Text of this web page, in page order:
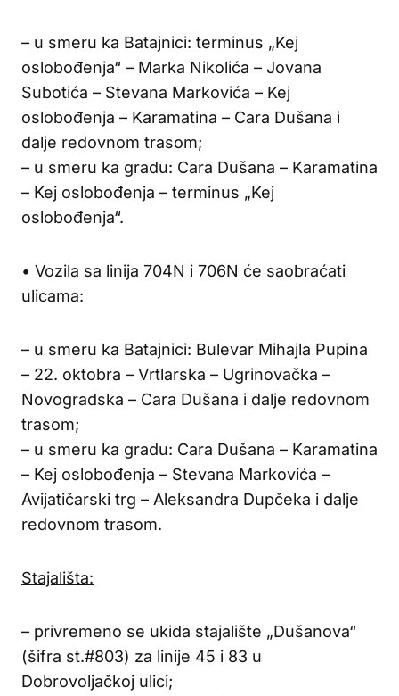
– u smeru ka Batajnici: terminus „Kej
oslobođenja“ – Marka Nikolića – Jovana
Subotića – Stevana Markovića – Kej
oslobođenja – Karamatina – Cara Dušana i
dalje redovnom trasom;
– u smeru ka gradu: Cara Dušana – Karamatina
– Kej oslobođenja – terminus „Kej
oslobođenja“.
• Vozila sa linija 704N i 706N će saobraćati
ulicama:
– u smeru ka Batajnici: Bulevar Mihajla Pupina
– 22. oktobra – Vrtlarska – Ugrinovačka –
Novogradska – Cara Dušana i dalje redovnom
trasom;
– u smeru ka gradu: Cara Dušana – Karamatina
– Kej oslobođenja – Stevana Markovića –
Avijatičarski trg – Aleksandra Dupčeka i dalje
redovnom trasom.
Stajališta:
– privremeno se ukida stajalište „Dušanova“
(šifra st.#803) za linije 45 i 83 u
Dobrovoljačkoj ulici;